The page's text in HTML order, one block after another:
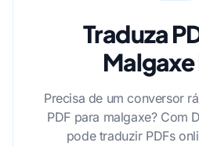
Traduza
Precisa de um conversor
PDF para malgaxe? Com
pode traduzir PDFs